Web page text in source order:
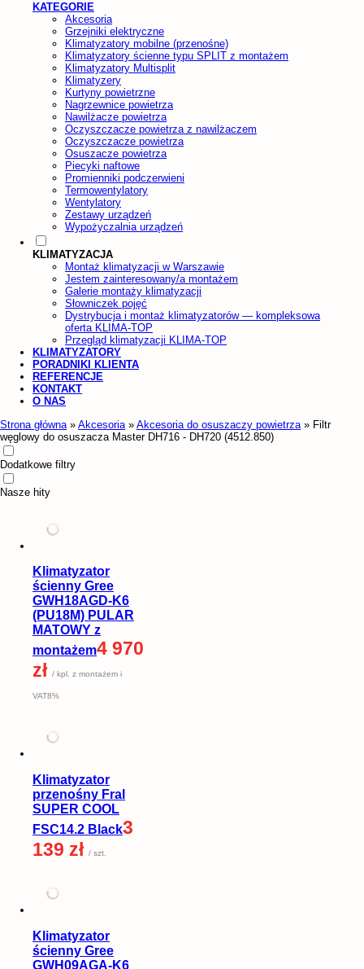
KATEGORIE
Akcesoria
Grzejniki elektryczne
Klimatyzatory mobilne (przenośne)
Klimatyzatory ścienne typu SPLIT z montażem
Klimatyzatory Multisplit
Klimatyzery
Kurtyny powietrzne
Nagrzewnice powietrza
Nawilżacze powietrza
Oczyszczacze powietrza z nawilżaczem
Oczyszczacze powietrza
Osuszacze powietrza
Piecyki naftowe
Promienniki podczerwieni
Termowentylatory
Wentylatory
Zestawy urządzeń
Wypożyczalnia urządzeń
KLIMATYZACJA
Montaż klimatyzacji w Warszawie
Jestem zainteresowany/a montażem
Galerie montaży klimatyzacji
Słowniczek pojęć
Dystrybucja i montaż klimatyzatorów — kompleksowa
oferta KLIMA-TOP
Przegląd klimatyzacji KLIMA-TOP
KLIMATYZATORY
PORADNIKI KLIENTA
REFERENCJE
KONTAKT
O NAS
Strona główna » Akcesoria » Akcesoria do osuszaczy powietrza » Filtr
węglowy do osuszacza Master DH716 - DH720 (4512.850)
Dodatkowe filtry
Nasze hity
Klimatyzator
ścienny Gree
GWH18AGD-K6
(PU18M) PULAR
MATOWY z
montażem4 970
zł / kpl. z montażem i
VAT8%
Klimatyzator
przenośny Fral
SUPER COOL
FSC14.2 Black3
139 zł / szt.
Klimatyzator
ścienny Gree
GWH09AGA-K6